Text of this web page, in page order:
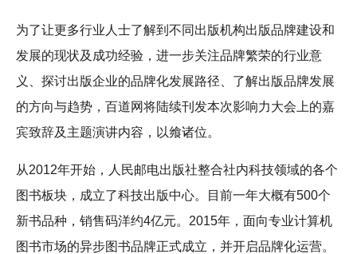
为了让更多行业人士了解到不同出版机构出版品牌建设和
发展的现状及成功经验，进一步关注品牌繁荣的行业意
义、探讨出版企业的品牌化发展路径、了解出版品牌发展
的方向与趋势，百道网将陆续刊发本次影响力大会上的嘉
宾致辞及主题演讲内容，以飨诸位。
从2012年开始，人民邮电出版社整合社内科技领域的各个
图书板块，成立了科技出版中心。目前一年大概有500个
新书品种，销售码洋约4亿元。2015年，面向专业计算机
图书市场的异步图书品牌正式成立，并开启品牌化运营。